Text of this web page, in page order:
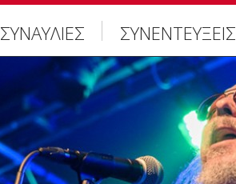
ΣΥΝΑΥΛΙΕΣ ΣΥΝΕΝΤΕΥΞΕΙΣ